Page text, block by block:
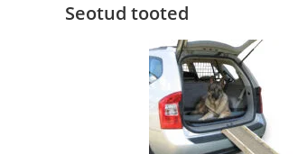
Seotud tooted